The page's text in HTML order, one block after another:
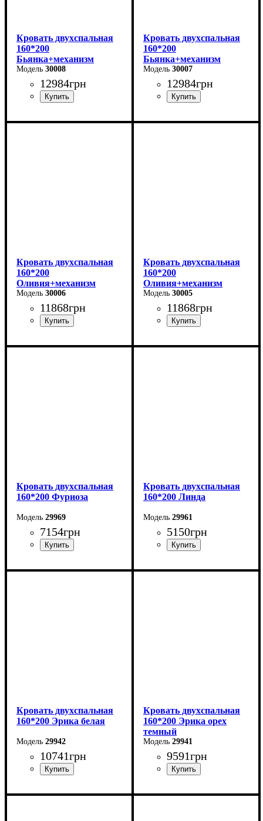
Кровать двухспальная
160*200
Бьянка+механизм
(светло-серая)
30008
12984грн
Ширина: 170 см
Кровать двухспальная
160*200
Бьянка+механизм
(бежевая)
30007
12984грн
Ширина: 170 см
Кровать двухспальная
160*200
Оливия+механизм
(светло-серая)
30006
11868грн
Ширина: 170 см
Кровать двухспальная
160*200
Оливия+механизм
(бежевая)
30005
11868грн
Ширина: 170 см
Кровать двухспальная
160*200 Фуриоза
29969
7154грн
Ширина: 164,2 см
Кровать двухспальная
160*200 Линда
29961
5150грн
Ширина: 164,6 см
Кровать двухспальная
160*200 Эрика белая
29942
10741грн
Ширина: 160 см
Кровать двухспальная
160*200 Эрика орех
темный
29941
9591грн
Ширина: 160 см